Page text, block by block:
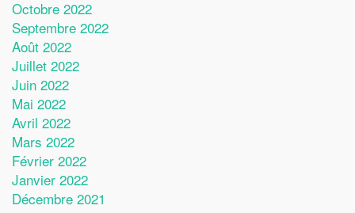
Octobre 2022
Septembre 2022
Août 2022
Juillet 2022
Juin 2022
Mai 2022
Avril 2022
Mars 2022
Février 2022
Janvier 2022
Décembre 2021